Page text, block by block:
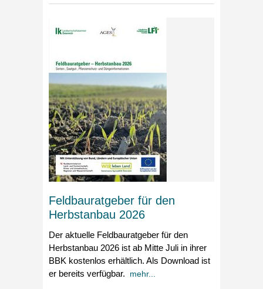
Feldbauratgeber für den
Herbstanbau 2026
Der aktuelle Feldbauratgeber für den
Herbstanbau 2026 ist ab Mitte Juli in ihrer
BBK kostenlos erhältlich. Als Download ist
er bereits verfügbar. mehr...